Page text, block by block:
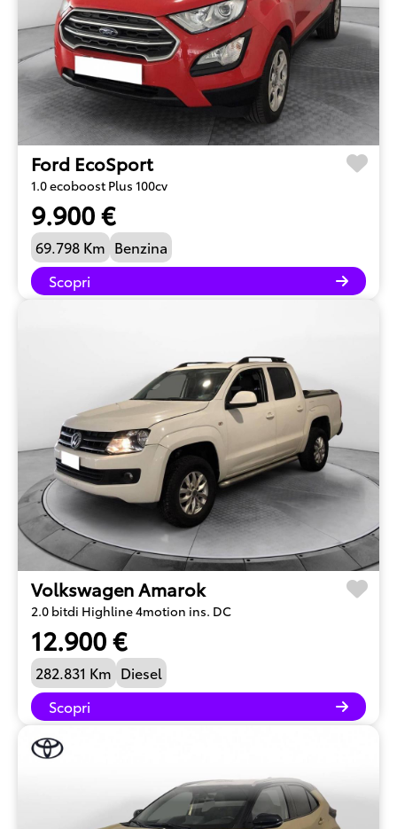
Ford EcoSport
1.0 ecoboost Plus 100cv
9.900 €
69.798 Km Benzina
Scopri
Volkswagen Amarok
2.0 bitdi Highline 4motion ins. DC
12.900 €
282.831 Km Diesel
Scopri